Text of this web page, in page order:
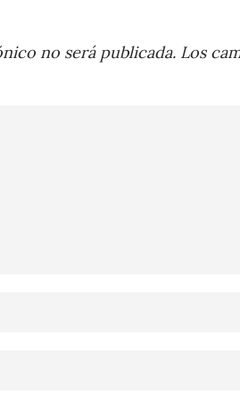
no será publicada. Los